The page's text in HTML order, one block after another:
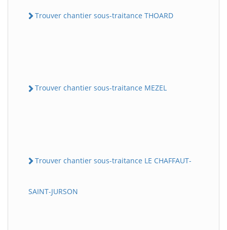
Trouver chantier sous-traitance THOARD
Trouver chantier sous-traitance MEZEL
Trouver chantier sous-traitance LE CHAFFAUT-
SAINT-JURSON